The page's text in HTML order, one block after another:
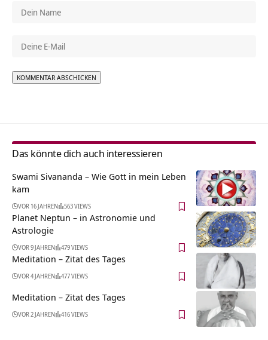
Das könnte dich auch interessieren
Swami Sivananda – Wie Gott in mein Leben
kam
VOR 16 JAHREN 563 VIEWS
Planet Neptun – in Astronomie und
Astrologie
VOR 9 JAHREN 479 VIEWS
Meditation – Zitat des Tages
VOR 4 JAHREN 477 VIEWS
Meditation – Zitat des Tages
VOR 2 JAHREN 416 VIEWS